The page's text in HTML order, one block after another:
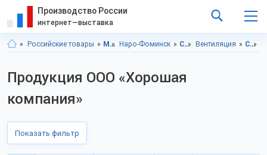
Производство России
интернет—выставка
Российские товары Московская область Наро-Фоминск Строительство и ремонт Вентиляция Строительство и ремонт, Московская область
Продукция ООО «Хорошая
компания»
Показать фильтр